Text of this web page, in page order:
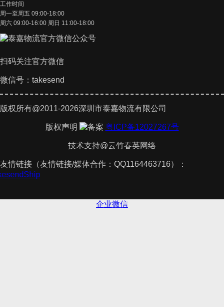
工作时间
周一至周五 09:00-18:00
周六 09:00-16:00 周日 11:00-18:00
扫码关注官方微信
微信号：takesend
版权所有@2011-2026深圳市泰嘉物流有限公司
版权声明 粤ICP备12027267号
技术支持@云竹春英网络
友情链接（友情链接/媒体合作：QQ1164463716）：
企业微信